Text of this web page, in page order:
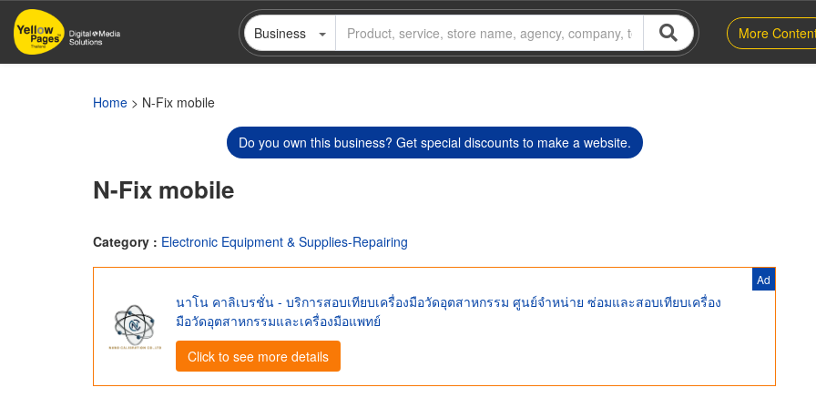
Skip
main
Business More
Home > N-Fix mobile
Do you own this business? Get special discounts to make a website.
N-Fix mobile
Category : Electronic Equipment & Supplies-Repairing
Ad
นาโน คาลิเบรชั่น - บริการสอบเทียบเครื่องมือวัดอุตสาหกรรม ศูนย์จําหน่าย ซ่อมและสอบเทียบเครื่อง
มือวัดอุตสาหกรรมและเครื่องมือแพทย์
Click to see more details